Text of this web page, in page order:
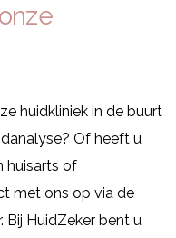
onze
huidkliniek in de buurt
Of heeft u
huisarts of
met ons op via de
HuidZeker bent u